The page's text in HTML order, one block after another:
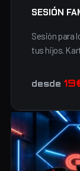
SESIÓN
Sesión para
tus hijos.
desde